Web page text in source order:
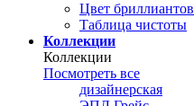
Цвет бриллиантов
Таблица чистоты
Коллекции
Коллекции
Посмотреть все
дизайнерская